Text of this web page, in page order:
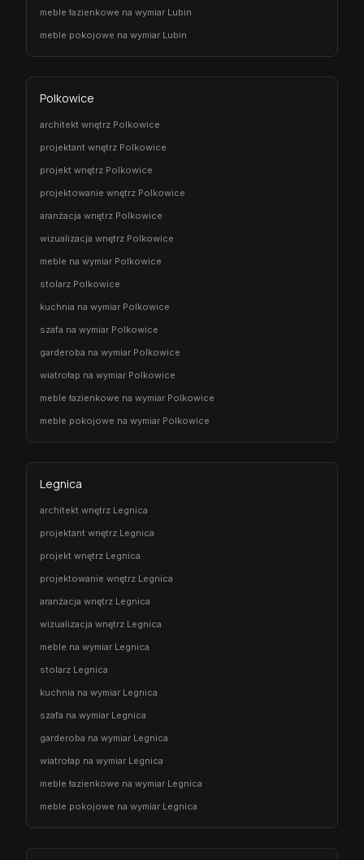
meble łazienkowe na wymiar Lubin
meble pokojowe na wymiar Lubin
Polkowice
architekt wnętrz Polkowice
projektant wnętrz Polkowice
projekt wnętrz Polkowice
projektowanie wnętrz Polkowice
aranżacja wnętrz Polkowice
wizualizacja wnętrz Polkowice
meble na wymiar Polkowice
stolarz Polkowice
kuchnia na wymiar Polkowice
szafa na wymiar Polkowice
garderoba na wymiar Polkowice
wiatrołap na wymiar Polkowice
meble łazienkowe na wymiar Polkowice
meble pokojowe na wymiar Polkowice
Legnica
architekt wnętrz Legnica
projektant wnętrz Legnica
projekt wnętrz Legnica
projektowanie wnętrz Legnica
aranżacja wnętrz Legnica
wizualizacja wnętrz Legnica
meble na wymiar Legnica
stolarz Legnica
kuchnia na wymiar Legnica
szafa na wymiar Legnica
garderoba na wymiar Legnica
wiatrołap na wymiar Legnica
meble łazienkowe na wymiar Legnica
meble pokojowe na wymiar Legnica